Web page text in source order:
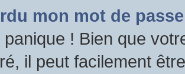
mon mot de
panique ! Bien que
il peut facilement